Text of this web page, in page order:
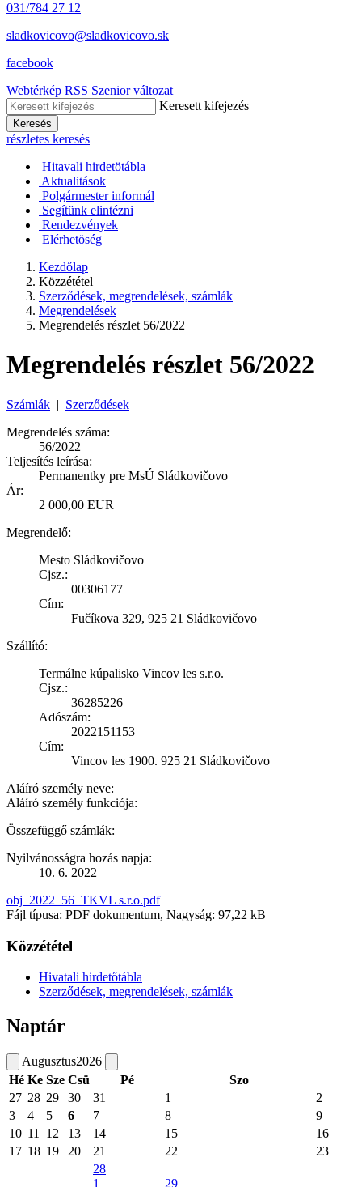
031/784 27 12
sladkovicovo@sladkovicovo.sk
facebook
Webtérkép RSS Szenior változat
Keresett kifejezés
Keresés
részletes keresés
Hitavali hirdetötábla
Aktualitások
Polgármester informál
Segítünk elintézni
Rendezvények
Elérhetöség
Kezdőlap
Közzététel
Szerződések, megrendelések, számlák
Megrendelések
Megrendelés részlet 56/2022
Megrendelés részlet 56/2022
Számlák | Szerződések
Megrendelés száma:
56/2022
Teljesítés leírása:
Permanentky pre MsÚ Sládkovičovo
Ár:
2 000,00 EUR
Megrendelő:
Mesto Sládkovičovo
Cjsz.:
00306177
Cím:
Fučíkova 329, 925 21 Sládkovičovo
Szállító:
Termálne kúpalisko Vincov les s.r.o.
Cjsz.:
36285226
Adószám:
2022151153
Cím:
Vincov les 1900. 925 21 Sládkovičovo
Aláíró személy neve:
Aláíró személy funkciója:
Összefüggő számlák:
Nyilvánosságra hozás napja:
10. 6. 2022
obj_2022_56_TKVL s.r.o.pdf
Fájl típusa: PDF dokumentum, Nagyság: 97,22 kB
Közzététel
Hivatali hirdetőtábla
Szerződések, megrendelések, számlák
Naptár
Augusztus2026
Hé Ke Sze Csü Pé
Szo
27 28 29 30 31 1
2
3
4 5 6 7 8
9
10 11 12 13 14 15
16
17 18 19 20 21 22
23
28
1
29